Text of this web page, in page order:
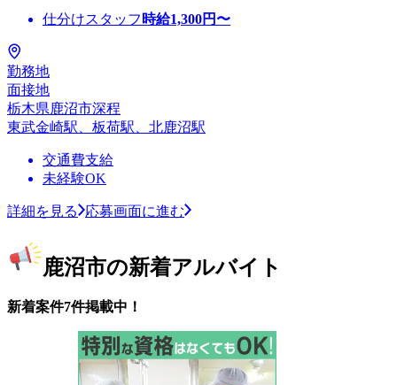
仕分けスタッフ 時給1,300円〜
勤務地
面接地
栃木県鹿沼市深程
東武金崎駅、板荷駅、北鹿沼駅
交通費支給
未経験OK
詳細を見る 応募画面に進む
鹿沼市の新着アルバイト
新着案件7件掲載中！